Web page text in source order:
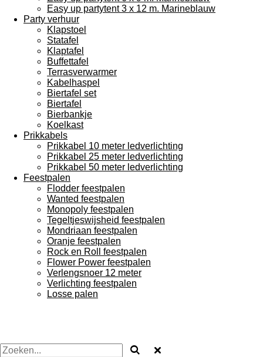
Easy up partytent 3 x 12 m. Marineblauw
Party verhuur
Klapstoel
Statafel
Klaptafel
Buffettafel
Terrasverwarmer
Kabelhaspel
Biertafel set
Biertafel
Bierbankje
Koelkast
Prikkabels
Prikkabel 10 meter ledverlichting
Prikkabel 25 meter ledverlichting
Prikkabel 50 meter ledverlichting
Feestpalen
Flodder feestpalen
Wanted feestpalen
Monopoly feestpalen
Tegeltjeswijsheid feestpalen
Mondriaan feestpalen
Oranje feestpalen
Rock en Roll feestpalen
Flower Power feestpalen
Verlengsnoer 12 meter
Verlichting feestpalen
Losse palen